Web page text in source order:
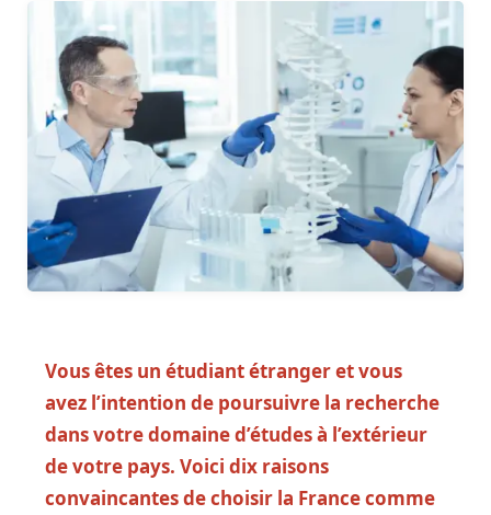
Vous êtes un étudiant étranger et vous
avez l’intention de poursuivre la recherche
dans votre domaine d’études à l’extérieur
de votre pays. Voici dix raisons
convaincantes de choisir la France comme